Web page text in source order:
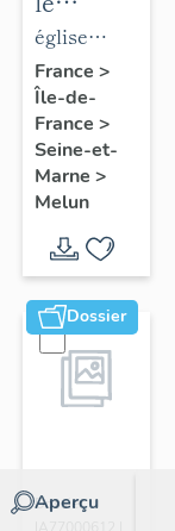
mobilier
de
l'église
Saint-
Aspais
église
paroissiale
Saint-
Aspais
France >
Île-de-
France >
Seine-et-
Marne >
Melun
Dossier
Aperçu
Dossier